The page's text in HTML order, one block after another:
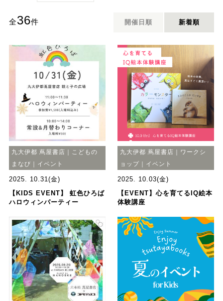
全36件 開催日順 新着順
九大伊都 蔦屋書店｜こどもの
まなび｜イベント
2025. 10.31(金)
【KIDS EVENT】 虹色ひろば
ハロウィンパーティー
九大伊都 蔦屋書店｜ワークシ
ョップ｜イベント
2025. 10.03(金)
【EVENT】心を育てるIQ絵本
体験講座